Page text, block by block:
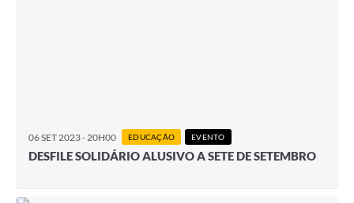
06 SET 2023 - 20H00 EDUCAÇÃO EVENTO
DESFILE SOLIDÁRIO ALUSIVO A SETE DE SETEMBRO